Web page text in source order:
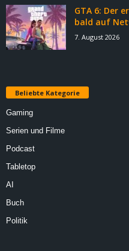
GTA 6: Der
bald auf
7. August 2026
Beliebte Kategorie
Gaming
Serien und Filme
Podcast
Tabletop
AI
Buch
Politik